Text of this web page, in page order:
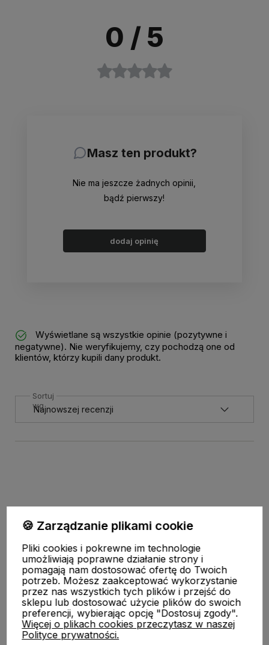
0 / 5
Masz ten produkt?
Nie ma jeszcze żadnych opinii,
bądź pierwszy!
dodaj opinię
Wyświetlane są wszystkie opinie (pozytywne i
negatywne). Nie weryfikujemy, czy pochodzą one od
klientów, którzy kupili dany produkt.
Sortuj
wg
Pomoc
STREFA KLIENTA
O nas
🍪 Zarządzanie plikami cookie
Pliki cookies i pokrewne im technologie
umożliwiają poprawne działanie strony i
pomagają nam dostosować ofertę do Twoich
potrzeb. Możesz zaakceptować wykorzystanie
przez nas wszystkich tych plików i przejść do
sklepu lub dostosować użycie plików do swoich
preferencji, wybierając opcję "Dostosuj zgody".
Więcej o plikach cookies przeczytasz w naszej
Polityce prywatności.